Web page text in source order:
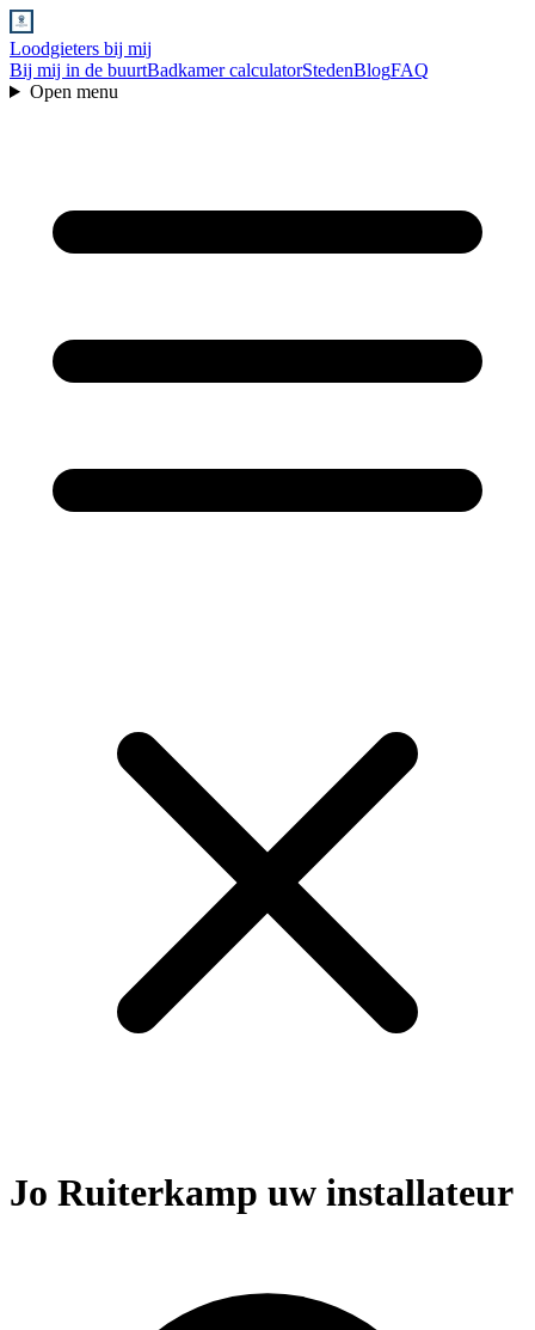
Loodgieters bij mij
Bij mij in de buurtBadkamer calculatorStedenBlogFAQ
Open menu
Jo Ruiterkamp uw installateur